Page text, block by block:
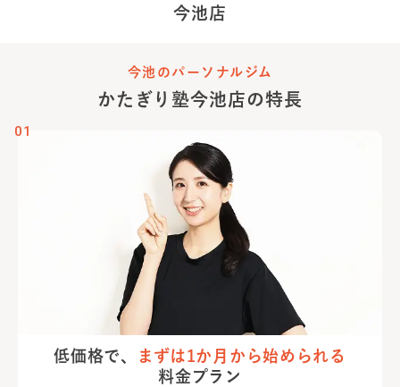
今池店
今池のパーソナルジム
かたぎり塾今池店 の特長
01
低価格で、 まずは1か月から始められる
料金プラン